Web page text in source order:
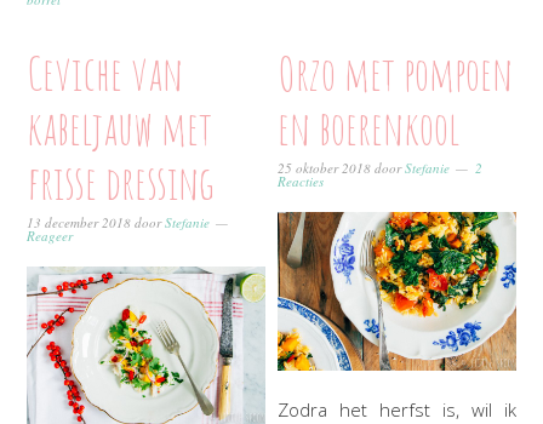
Ceviche van
kabeljauw met
frisse dressing
13 december 2018 doorStefanie
Reageer
Orzo met pompoen
en boerenkool
25 oktober 2018 doorStefanie 2
Reacties
Zodra het herfst is, wil ik